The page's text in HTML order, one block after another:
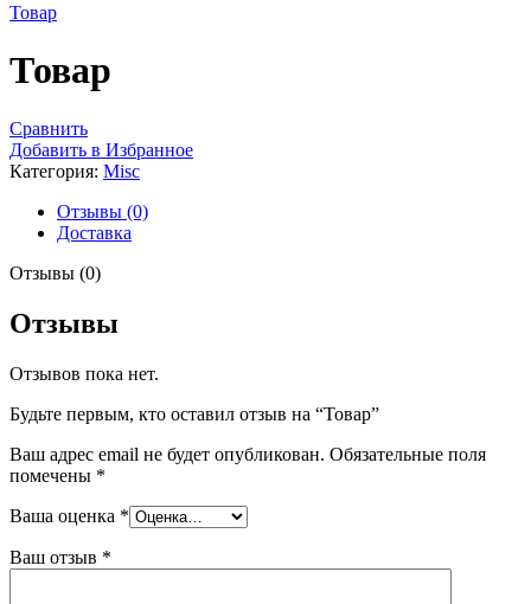
Товар
Товар
Сравнить
Добавить в Избранное
Категория: Misc
Отзывы (0)
Доставка
Отзывы (0)
Отзывы
Отзывов пока нет.
Будьте первым, кто оставил отзыв на “Товар”
Ваш адрес email не будет опубликован. Обязательные поля
помечены *
Ваша оценка *
Ваш отзыв *